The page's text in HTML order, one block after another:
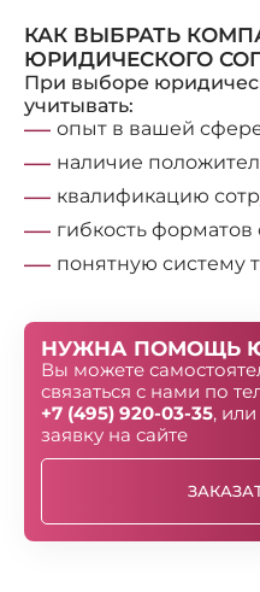
КАК ВЫБРАТЬ
ЮРИДИЧЕСКОГО
При выборе
учитывать:
опыт в вашей
наличие
квалификацию
гибкость
понятную систему
НУЖНА ПОМОЩЬ
Вы можете
связаться с нами по
+7 (495) 920-03-35, или
заявку на сайте